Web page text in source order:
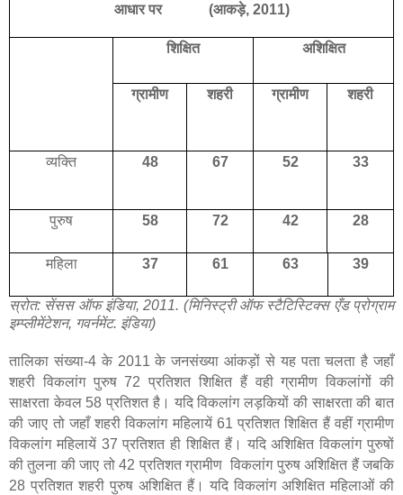
आधार पर (आकड़े, 2011)
शिक्षित अशिक्षित
ग्रामीण शहरी ग्रामीण शहरी
व्यक्ति 48 67 52 33
पुरुष 58 72 42 28
महिला 37 61 63 39
स्रोत: सेंसस ऑफ इंडिया, 2011. (मिनिस्ट्री ऑफ स्टैटिस्टिक्स एँड प्रोग्राम
इम्प्लीमेंटेशन, गवर्नमेंट. इंडिया)
तालिका संख्या-4 के 2011 के जनसंख्या आंकड़ों से यह पता चलता है जहाँ
शहरी विकलांग पुरुष 72 प्रतिशत शिक्षित हैं वही ग्रामीण विकलांगों की
साक्षरता केवल 58 प्रतिशत है। यदि विकलांग लड़कियों की साक्षरता की बात
की जाए तो जहाँ शहरी विकलांग महिलायें 61 प्रतिशत शिक्षित हैं वहीं ग्रामीण
विकलांग महिलायें 37 प्रतिशत ही शिक्षित हैं। यदि अशिक्षित विकलांग पुरुषों
की तुलना की जाए तो 42 प्रतिशत ग्रामीण विकलांग पुरुष अशिक्षित हैं जबकि
28 प्रतिशत शहरी पुरुष अशिक्षित हैं। यदि विकलांग अशिक्षित महिलाओं की